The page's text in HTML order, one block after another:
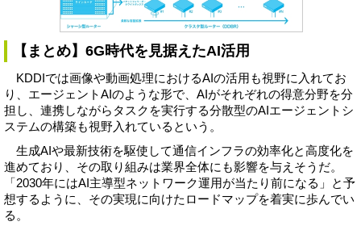
【まとめ】6G時代を見据えたAI活用
KDDIでは画像や動画処理におけるAIの活用も視野に入れてお
り、エージェントAIのような形で、AIがそれぞれの得意分野を分
担し、連携しながらタスクを実行する分散型のAIエージェントシ
ステムの構築も視野入れているという。
生成AIや最新技術を駆使して通信インフラの効率化と高度化を
進めており、その取り組みは業界全体にも影響を与えそうだ。
「2030年にはAI主導型ネットワーク運用が当たり前になる」と予
想するように、その実現に向けたロードマップを着実に歩んでい
る。